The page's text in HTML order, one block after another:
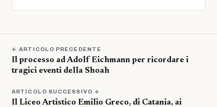
← ARTICOLO PRECEDENTE
Il processo ad Adolf Eichmann per ricordare i
tragici eventi della Shoah
ARTICOLO SUCCESSIVO →
Il Liceo Artistico Emilio Greco, di Catania, ai